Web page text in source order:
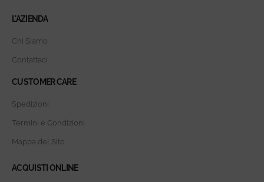
L'AZIENDA
Chi Siamo
Contattaci
CUSTOMER CARE
Spedizioni
Termini e Condizioni
Mappa del Sito
ACQUISTI ONLINE